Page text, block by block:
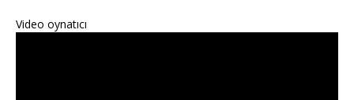
Video oynatıcı